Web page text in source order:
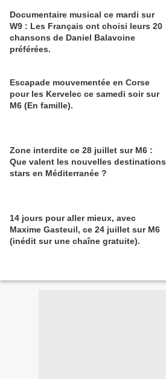
Documentaire musical ce mardi sur
W9 : Les Français ont choisi leurs 20
chansons de Daniel Balavoine
préférées.
Escapade mouvementée en Corse
pour les Kervelec ce samedi soir sur
M6 (En famille).
Zone interdite ce 28 juillet sur M6 :
Que valent les nouvelles destinations
stars en Méditerranée ?
14 jours pour aller mieux, avec
Maxime Gasteuil, ce 24 juillet sur M6
(inédit sur une chaîne gratuite).